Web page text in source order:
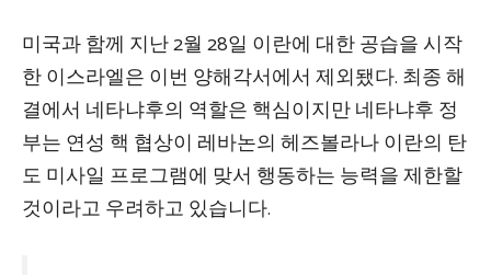
미국과 함께 지난 2월 28일 이란에 대한 공습을 시작
한 이스라엘은 이번 양해각서에서 제외됐다. 최종 해
결에서 네타냐후의 역할은 핵심이지만 네타냐후 정
부는 연성 핵 협상이 레바논의 헤즈볼라나 이란의 탄
도 미사일 프로그램에 맞서 행동하는 능력을 제한할
것이라고 우려하고 있습니다.